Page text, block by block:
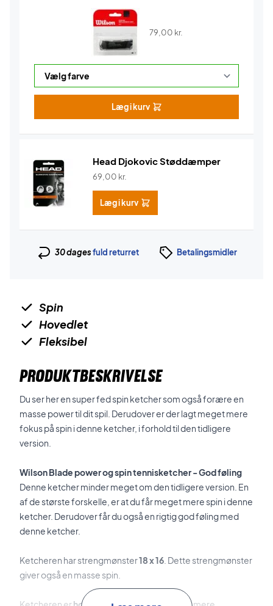
79,00 kr.
Læg i kurv
Head Djokovic Støddæmper
69,00 kr.
Læg i kurv
30 dagesfuld returret Betalingsmidler
Spin
Hovedlet
Fleksibel
PRODUKTBESKRIVELSE
Du ser her en super fed spin ketcher som også forære en
masse power til dit spil. Derudover er der lagt meget mere
fokus på spin i denne ketcher, i forhold til den tidligere
version.
Wilson Blade power og spin tennisketcher - God føling
Denne ketcher minder meget om den tidligere version. En
af de største forskelle, er at du får meget mere spin i denne
ketcher. Derudover får du også en rigtig god føling med
denne ketcher.
Ketcheren har strengmønster18 x 16 . Dette strengmønster
giver også en masse spin.